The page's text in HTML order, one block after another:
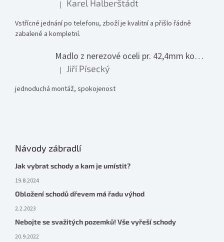
Hodnocení produktu je 5 z 5 hvězdiček.
| Karel Halberštádt
Vstřícné jednání po telefonu, zboží je kvalitní a přišlo řádně
zabalené a kompletní.
Madlo z nerezové oceli pr. 42,4mm komplet - model 0116 - 3000mm
Hodnocení produktu je 5 z 5 hvězdiček.
| Jiří Písecký
jednoduchá montáž, spokojenost
Návody zábradlí
Jak vybrat schody a kam je umístit?
19.8.2024
Obložení schodů dřevem má řadu výhod
2.2.2023
Nebojte se svažitých pozemků! Vše vyřeší schody
20.9.2022